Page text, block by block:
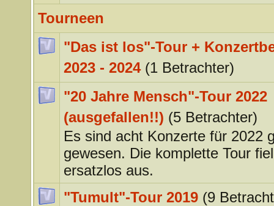
Tourneen
"Das ist los"-Tour +
2023 - 2024 (1 Betrachter)
"20 Jahre Mensch"-Tour 2022
(ausgefallen!!) (5 Betrachter)
Es sind acht Konzerte für 2022
gewesen. Die komplette Tour
ersatzlos aus.
"Tumult"-Tour 2019 (9